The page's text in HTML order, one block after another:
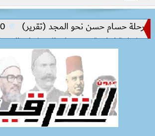
حسام حسن نحو المجد (تقرير)
10 زيادات في 10 سنوات.. هل حان الوقت لرفع دعم البنزين نهائيا؟
إنتاجية ترتكز على الاستثمار والتكنولوجيا